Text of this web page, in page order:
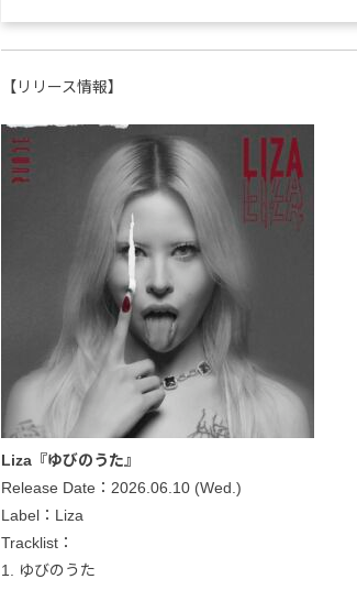
【リリース情報】
Liza『ゆびのうた』
Release Date：2026.06.10 (Wed.)
Label：Liza
Tracklist：
1. ゆびのうた